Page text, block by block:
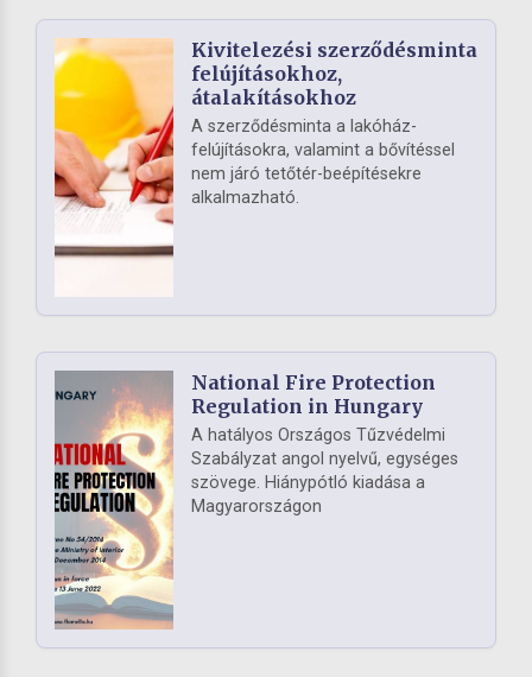
Kivitelezési szerződésminta
felújításokhoz,
átalakításokhoz
A szerződésminta a lakóház-
felújításokra, valamint a bővítéssel
nem járó tetőtér-beépítésekre
alkalmazható.
National Fire Protection
Regulation in Hungary
A hatályos Országos Tűzvédelmi
Szabályzat angol nyelvű, egységes
szövege. Hiánypótló kiadása a
Magyarországon